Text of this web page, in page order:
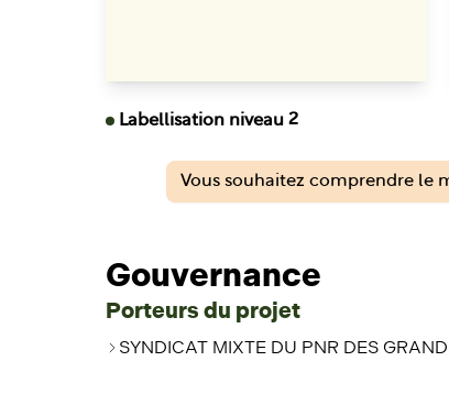
Labellisation niveau 2
Vous souhaitez comprendre le
Gouvernance
Porteurs du projet
SYNDICAT MIXTE DU PNR DES